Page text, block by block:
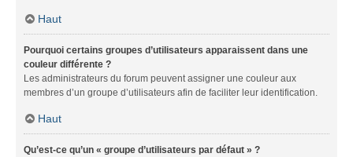
Haut
Pourquoi certains groupes d’utilisateurs apparaissent dans une
couleur différente ?
Les administrateurs du forum peuvent assigner une couleur aux
membres d’un groupe d’utilisateurs afin de faciliter leur identification.
Haut
Qu’est-ce qu’un « groupe d’utilisateurs par défaut » ?